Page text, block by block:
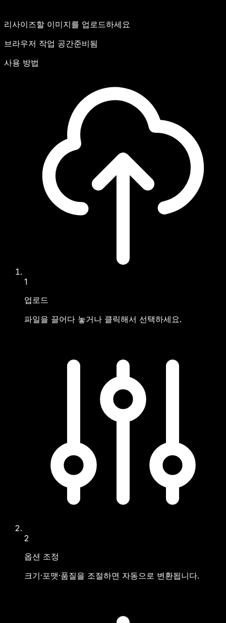
리사이즈할 이미지를 업로드하세요
브라우저 작업 공간준비됨
사용 방법
1
업로드
파일을 끌어다 놓거나 클릭해서 선택하세요.
2
옵션 조정
크기·포맷·품질을 조절하면 자동으로 변환됩니다.